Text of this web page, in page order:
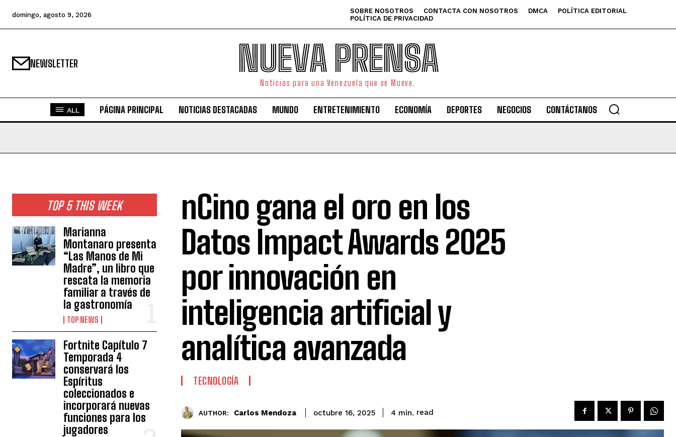
domingo, agosto 9, 2026 SOBRE NOSOTROS CONTACTA CON NOSOTROS DMCA
POLÍTICA EDITORIAL
POLÍTICA DE PRIVACIDAD
NEWSLETTER NUEVA PRENSA
Noticias para una Venezuela que se Mueve.
ALL PÁGINA PRINCIPAL NOTICIAS DESTACADAS MUNDO ENTRETENIMIENTO ECONOMÍA DEPORTES NEGOCIOS CONTÁCTANOS
TOP 5 THIS WEEK
Marianna
Montanaro presenta
“Las Manos de Mi
Madre”, un libro que
rescata la memoria
familiar a través de
la gastronomía
TOP NEWS
Fortnite Capítulo 7
Temporada 4
conservará los
Espíritus
coleccionados e
incorporará nuevas
funciones para los
jugadores
nCino gana el oro en los
Datos Impact Awards 2025
por innovación en
inteligencia artificial y
analítica avanzada
TECNOLOGÍA
AUTHOR: Carlos Mendoza octubre 16, 2025 4 min. read